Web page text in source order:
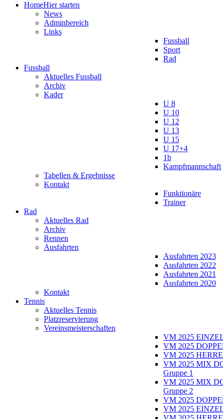
HomeHier starten
News
Adminbereich
Links
Fussball
Sport
Rad
Fussball
Aktuelles Fussball
Archiv
Kader
U 8
U 10
U 12
U 13
U 15
U 17+4
1b
Kampfmannschaft
Tabellen & Ergebnisse
Kontakt
Funktionäre
Trainer
Rad
Aktuelles Rad
Archiv
Rennen
Ausfahrten
Ausfahrten 2023
Ausfahrten 2022
Ausfahrten 2021
Ausfahrten 2020
Kontakt
Tennis
Aktuelles Tennis
Platzreservierung
Vereinsmeisterschaften
VM 2025
VM 2025
VM 2025
VM 2025 MIX
Gruppe 1
VM 2025 MIX
Gruppe 2
VM 2025
VM 2025